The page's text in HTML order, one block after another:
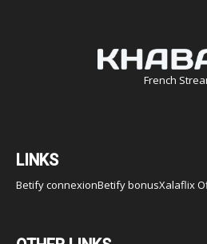
French
LINKS
Betify connexionBetify bonusXalaflix